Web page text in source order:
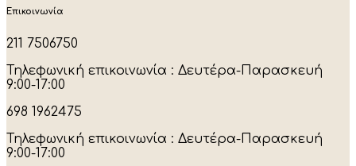
Επικοινωνία
211 7506750
Τηλεφωνική επικοινωνία : Δευτέρα-Παρασκευή
9:00-17:00
698 1962475
Τηλεφωνική επικοινωνία : Δευτέρα-Παρασκευή
9:00-17:00